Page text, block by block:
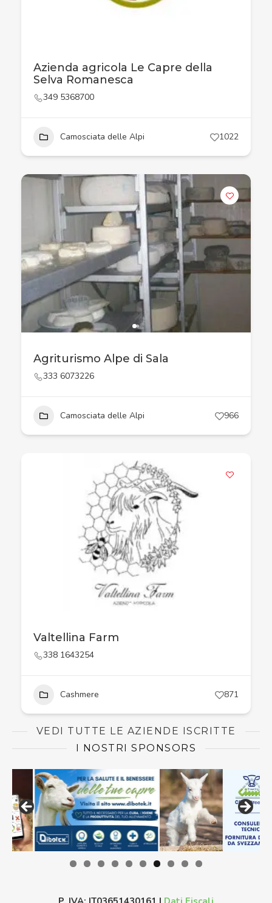
Azienda agricola Le Capre della
Selva Romanesca
349 5368700
Camosciata delle Alpi 1022
Agriturismo Alpe di Sala
333 6073226
Camosciata delle Alpi 966
Valtellina Farm
338 1643254
Cashmere 871
VEDI TUTTE LE AZIENDE ISCRITTE
I NOSTRI SPONSORS